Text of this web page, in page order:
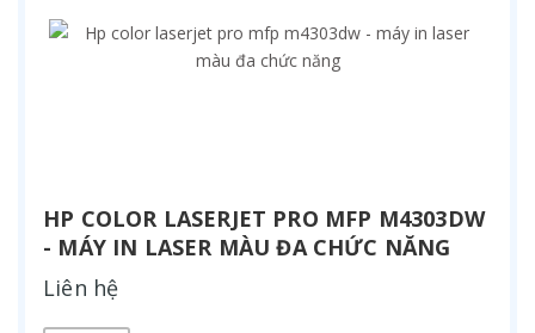
HP COLOR LASERJET PRO MFP M4303DW
- MÁY IN LASER MÀU ĐA CHỨC NĂNG
Liên hệ